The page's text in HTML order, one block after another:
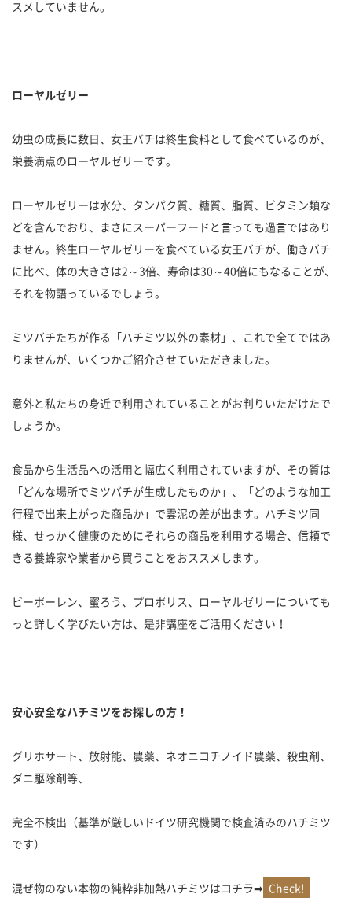
スメしていません。
ローヤルゼリー
幼虫の成長に数日、女王バチは終生食料として食べているのが、
栄養満点のローヤルゼリーです。
ローヤルゼリーは水分、タンパク質、糖質、脂質、ビタミン類な
どを含んでおり、まさにスーパーフードと言っても過言ではあり
ません。終生ローヤルゼリーを食べている女王バチが、働きバチ
に比べ、体の大きさは2～3倍、寿命は30～40倍にもなることが、
それを物語っているでしょう。
ミツバチたちが作る「ハチミツ以外の素材」、これで全てではあ
りませんが、いくつかご紹介させていただきました。
意外と私たちの身近で利用されていることがお判りいただけたで
しょうか。
食品から生活品への活用と幅広く利用されていますが、その質は
「どんな場所でミツバチが生成したものか」、「どのような加工
行程で出来上がった商品か」で雲泥の差が出ます。ハチミツ同
様、せっかく健康のためにそれらの商品を利用する場合、信頼で
きる養蜂家や業者から買うことをおススメします。
ビーポーレン、蜜ろう、プロポリス、ローヤルゼリーについても
っと詳しく学びたい方は、是非講座をご活用ください！
安心安全なハチミツをお探しの方！
グリホサート、放射能、農薬、ネオニコチノイド農薬、殺虫剤、
ダニ駆除剤等、
完全不検出（基準が厳しいドイツ研究機関で検査済みのハチミツ
です）
混ぜ物のない本物の純粋非加熱ハチミツはコチラ➡